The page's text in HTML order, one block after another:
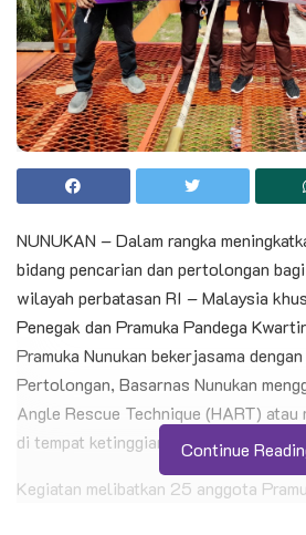
NUNUKAN – Dalam rangka
bidang pencarian dan pertolongan
wilayah perbatasan RI – Malaysia
Penegak dan Pramuka Pandega
Pramuka Nunukan bekerjasama
Pertolongan, Basarnas Nunukan
Angle Rescue Technique (HART)
di tempat ketinggian.
Kegiatan melibatkan 25 anggota
Continue